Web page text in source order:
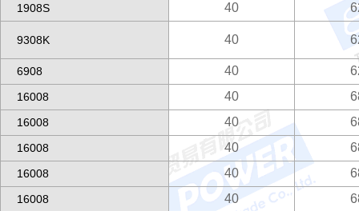
1908S 40
9308K 40
6908 40
16008 40
16008 40
16008 40
16008 40
16008 40